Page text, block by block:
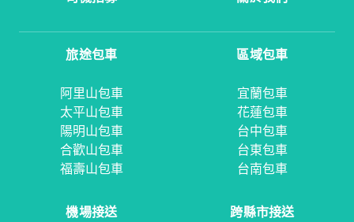
旅途包車
阿里山包車
太平山包車
陽明山包車
合歡山包車
福壽山包車
區域包車
宜蘭包車
花蓮包車
台中包車
台東包車
台南包車
機場接送 跨縣市接送